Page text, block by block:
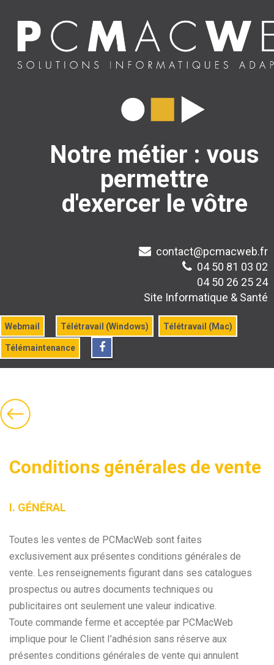
Notre métier : vous
permettre
d'exercer le vôtre
contact@pcmacweb.fr
04 50 81 03 02
04 50 26 25 24
Site Informatique & Santé
Webmail Télétravail (Windows) Télétravail (Mac)
Télémaintenance
Conditions générales de vente
I. GÉNÉRAL
Toutes les ventes de PCMacWeb sont faites
exclusivement aux présentes conditions générales de
vente. Les renseignements figurant dans ses catalogues
prospectus ou autres documents techniques ou
publicitaires ont seulement une valeur indicative.
Toute commande ferme et acceptée par PCMacWeb
implique pour le Client I’adhésion sans réserve aux
présentes conditions générales de vente qui annulent